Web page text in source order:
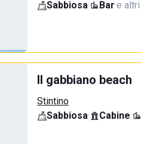
Sabbiosa· Bar·e
Il gabbiano beach
Stintino
Sabbiosa· Cabine·